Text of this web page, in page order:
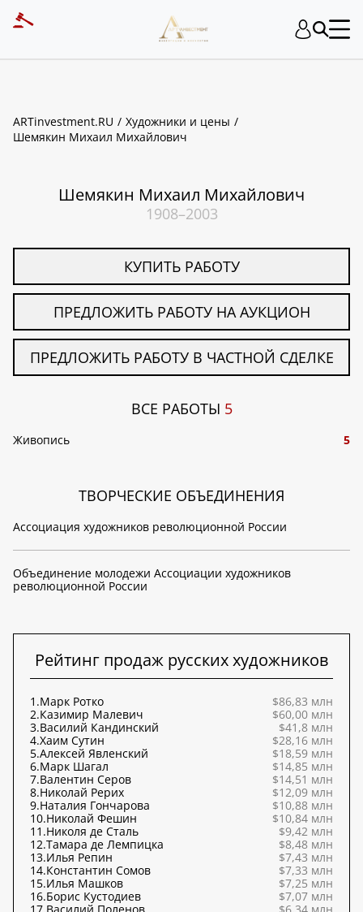
ARTinvestment.RU
Художники и цены
Шемякин Михаил Михайлович
Шемякин Михаил Михайлович
1908–2003
КУПИТЬ РАБОТУ
ПРЕДЛОЖИТЬ РАБОТУ НА АУКЦИОН
ПРЕДЛОЖИТЬ РАБОТУ В ЧАСТНОЙ СДЕЛКЕ
ВСЕ РАБОТЫ 5
Живопись 5
ТВОРЧЕСКИЕ ОБЪЕДИНЕНИЯ
Ассоциация художников революционной России
Объединение молодежи Ассоциации художников
революционной России
Рейтинг продаж русских художников
1.Марк Ротко
$86,83 млн
2.Казимир Малевич
$60,00 млн
3.Василий Кандинский
$41,8 млн
4.Хаим Сутин
$28,16 млн
5.Алексей Явленский
$18,59 млн
6.Марк Шагал
$14,85 млн
7.Валентин Серов
$14,51 млн
8.Николай Рерих
$12,09 млн
9.Наталия Гончарова
$10,88 млн
10.Николай Фешин
$10,84 млн
11.Николя де Сталь
$9,42 млн
12.Тамара де Лемпицка
$8,48 млн
13.Илья Репин
$7,43 млн
14.Константин Сомов
$7,33 млн
15.Илья Машков
$7,25 млн
16.Борис Кустодиев
$7,07 млн